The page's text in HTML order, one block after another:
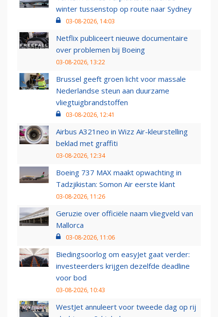
winter tussenstop op route naar Sydney
03-08-2026, 14:03
Netflix publiceert nieuwe documentaire
over problemen bij Boeing
03-08-2026, 13:22
Brussel geeft groen licht voor massale
Nederlandse steun aan duurzame
vliegtuigbrandstoffen
03-08-2026, 12:41
Airbus A321neo in Wizz Air-kleurstelling
beklad met graffiti
03-08-2026, 12:34
Boeing 737 MAX maakt opwachting in
Tadzjikistan: Somon Air eerste klant
03-08-2026, 11:26
Geruzie over officiële naam vliegveld van
Mallorca
03-08-2026, 11:06
Biedingsoorlog om easyJet gaat verder:
investeerders krijgen dezelfde deadline
voor bod
03-08-2026, 10:43
WestJet annuleert voor tweede dag op rij